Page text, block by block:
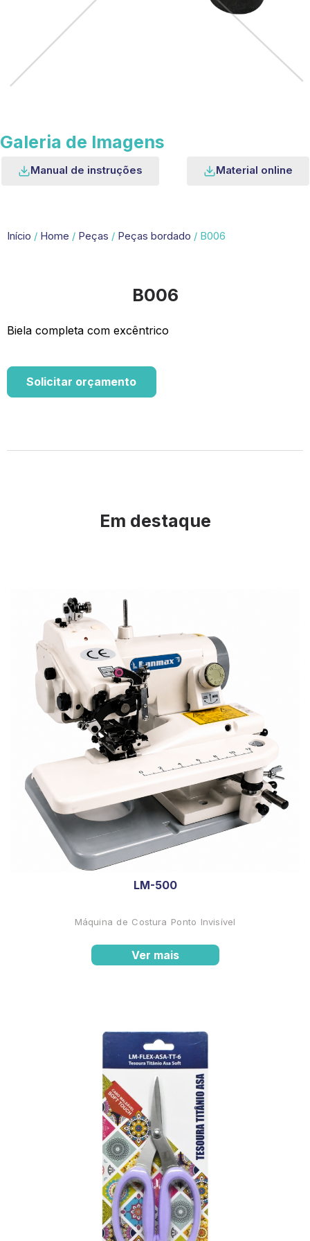
Galeria de Imagens
Manual de instruções Material online
Início / Home / Peças / Peças bordado / B006
B006
Biela completa com excêntrico
Solicitar orçamento
Em destaque
LM-500
Máquina de Costura Ponto Invisível
Ver mais